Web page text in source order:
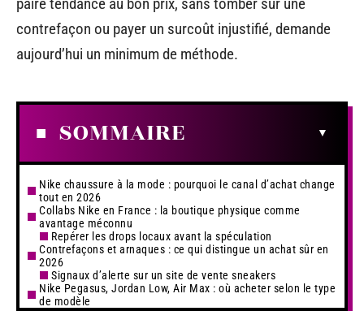
contrefaçon ou payer un surcoût injustifié, demande
aujourd’hui un minimum de méthode.
SOMMAIRE
Nike chaussure à la mode : pourquoi le canal d’achat change
tout en 2026
Collabs Nike en France : la boutique physique comme
avantage méconnu
Repérer les drops locaux avant la spéculation
Contrefaçons et arnaques : ce qui distingue un achat sûr en
2026
Signaux d’alerte sur un site de vente sneakers
Nike Pegasus, Jordan Low, Air Max : où acheter selon le type
de modèle